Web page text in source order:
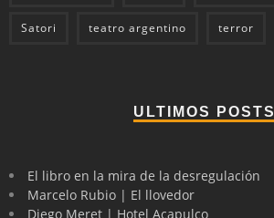
Satori teatro argentino terror
ULTIMOS POSTS
El libro en la mira de la desregulación
Marcelo Rubio | El llovedor
Diego Meret | Hotel Acapulco